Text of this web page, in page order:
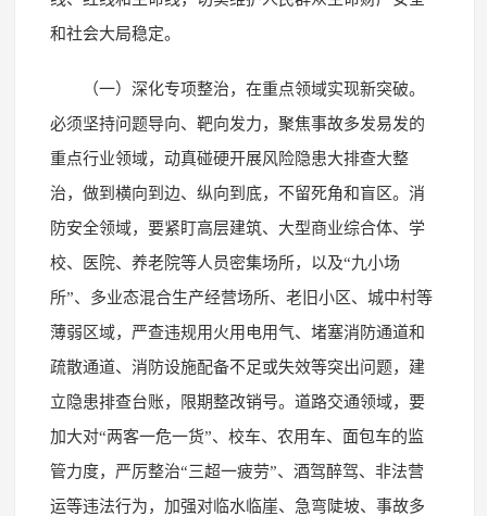
和社会大局稳定。
（一）深化专项整治，在重点领域实现新突破。
必须坚持问题导向、靶向发力，聚焦事故多发易发的
重点行业领域，动真碰硬开展风险隐患大排查大整
治，做到横向到边、纵向到底，不留死角和盲区。消
防安全领域，要紧盯高层建筑、大型商业综合体、学
校、医院、养老院等人员密集场所，以及“九小场
所”、多业态混合生产经营场所、老旧小区、城中村等
薄弱区域，严查违规用火用电用气、堵塞消防通道和
疏散通道、消防设施配备不足或失效等突出问题，建
立隐患排查台账，限期整改销号。道路交通领域，要
加大对“两客一危一货”、校车、农用车、面包车的监
管力度，严厉整治“三超一疲劳”、酒驾醉驾、非法营
运等违法行为，加强对临水临崖、急弯陡坡、事故多